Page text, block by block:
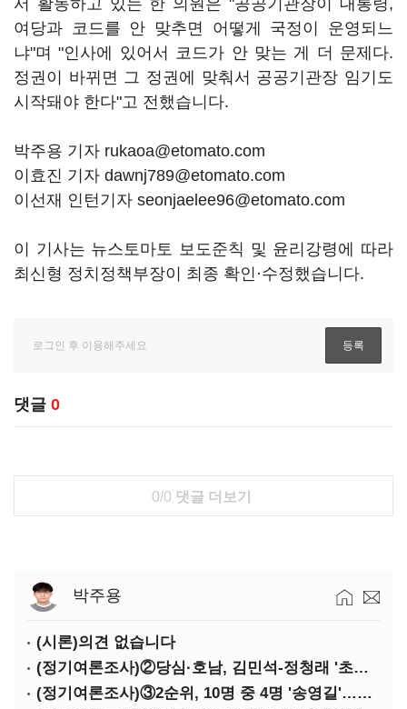
서 활동하고 있는 한 의원은 "공공기관장이 대통령,
여당과 코드를 안 맞추면 어떻게 국정이 운영되느
냐"며 "인사에 있어서 코드가 안 맞는 게 더 문제다.
정권이 바뀌면 그 정권에 맞춰서 공공기관장 임기도
시작돼야 한다"고 전했습니다.
박주용 기자 rukaoa@etomato.com
이효진 기자 dawnj789@etomato.com
이선재 인턴기자 seonjaelee96@etomato.com
이 기사는 뉴스토마토 보도준칙 및 윤리강령에 따라
최신형 정치정책부장이 최종 확인·수정했습니다.
댓글 0
0/0 댓글 더보기
박주용
(시론)의견 없습니다
(정기여론조사)②당심·호남, 김민석-정청래 '초접전'
(정기여론조사)③2순위, 10명 중 4명 '송영길'…정청래 '한 자릿수'